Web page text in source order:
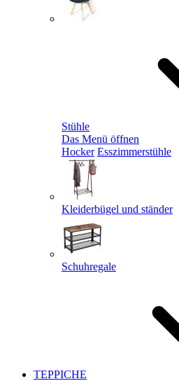
Stühle
Das Menü öffnen
Hocker Esszimmerstühle
Kleiderbügel und ständer
Schuhregale
TEPPICHE